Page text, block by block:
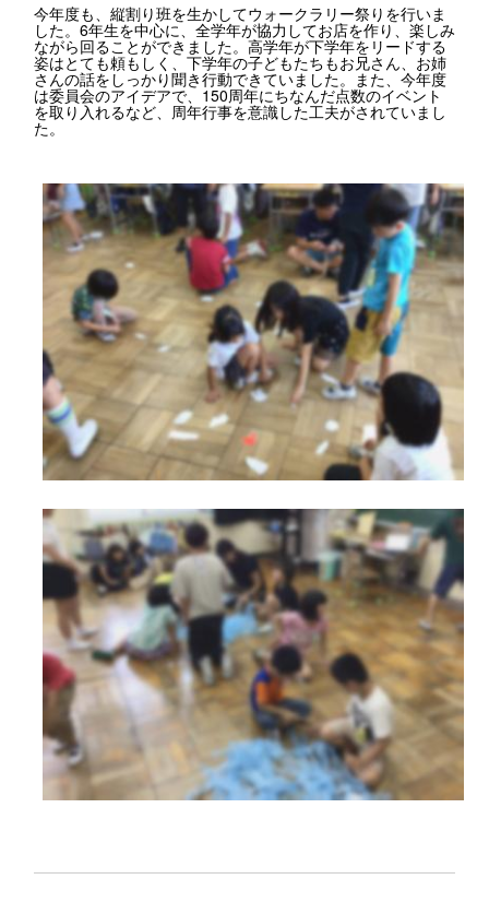
今年度も、縦割り班を生かしてウォークラリー祭りを行いま
した。6年生を中心に、全学年が協力してお店を作り、楽しみ
ながら回ることができました。高学年が下学年をリードする
姿はとても頼もしく、下学年の子どもたちもお兄さん、お姉
さんの話をしっかり聞き行動できていました。また、今年度
は委員会のアイデアで、150周年にちなんだ点数のイベント
を取り入れるなど、周年行事を意識した工夫がされていまし
た。